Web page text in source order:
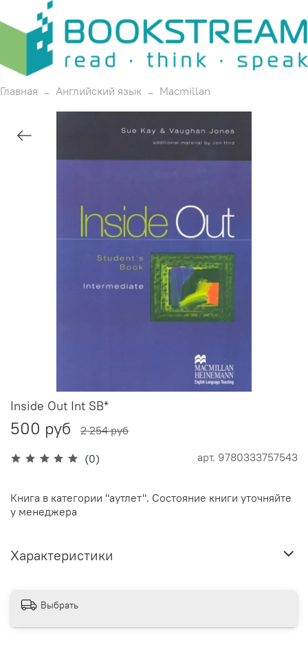
Главная Английский язык Macmillan
(0) арт. 9780333757543
Inside Out Int SB*
500 руб 2 254 руб
Книга в категории "аутлет". Состояние книги уточняйте
у менеджера
Характеристики
Выбрать